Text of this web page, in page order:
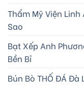
Thẩm Mỹ Viện
Sao
Bạt Xếp Anh
Bền Bỉ
Bún Bò THỐ ĐÁ Đà